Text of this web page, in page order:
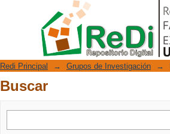
Repositorio Digital
Redi Principal → Grupos de Investigación →
Buscar